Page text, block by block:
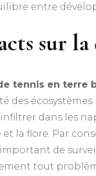
entre
sur la
tennis en terre
des
dans les
la flore. Par
de
tout